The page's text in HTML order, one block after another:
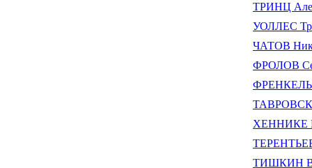
ТРИНЦ
УОЛЛЕС
ЧАТОВ
ФРОЛОВ
ФРЕНКЕЛЬ
ХЕННИКЕ
ТЕРЕНТЬЕВ
ТИШКИН